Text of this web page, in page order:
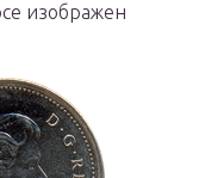
изображен